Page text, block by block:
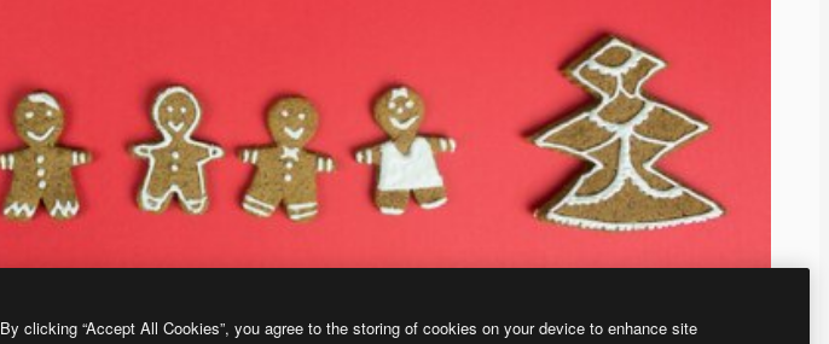
By clicking “Accept All Cookies”, you agree to the storing of cookies on your device to enhance site